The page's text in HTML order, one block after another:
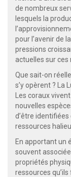
de nombreux
lesquels la
pour l’avenir de
pressions
actuelles sur ces
Que sait-on
s’y opèrent ? La
Les coraux
nouvelles
d’être
ressources
En apportant un
souvent
propriétés
ressources